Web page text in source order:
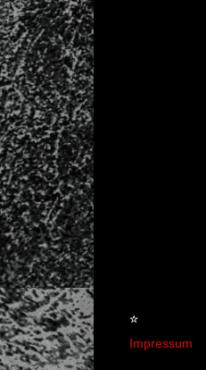
☆
Impressum